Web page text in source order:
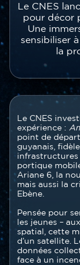
Texte
Le CNES
pour décor
Une
sensibiliser
la
section
Texte
Le CNES
expérience :
point de
guyanais,
infrastructures
portique
Ariane 6, la
mais aussi la
Ebène.
Pensée pour
les jeunes –
spatial, cette
d’un satellite.
données
face à un